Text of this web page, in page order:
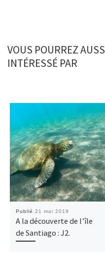
VOUS POURREZ
INTÉRESSÉ PAR
Publié 21 mai 2019
A la découverte de l’île
de Santiago : J2.